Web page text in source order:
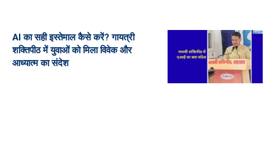
AI का सही इस्तेमाल कैसे करें? गायत्री
शक्तिपीठ में युवाओं को मिला विवेक और
आध्यात्म का संदेश